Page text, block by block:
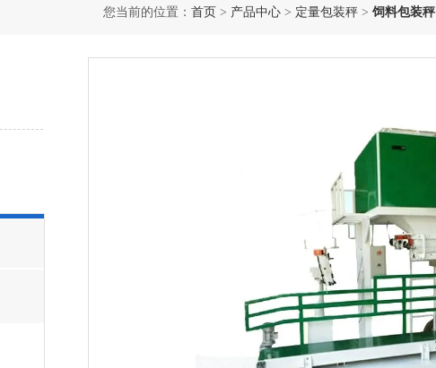
您当前的位置： 首页 > 产品中心 > 定量包装秤 > 饲料包装秤